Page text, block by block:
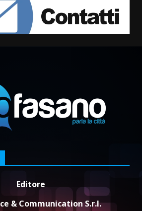
di Fratelli d’Italia,
a tornare in Consiglio
della Villetta di
Agosto 2026 06:20
magia del Minareto e la prima
D, l’Us Fasano è escluso
campionato
Editore
& Communication S.r.l.